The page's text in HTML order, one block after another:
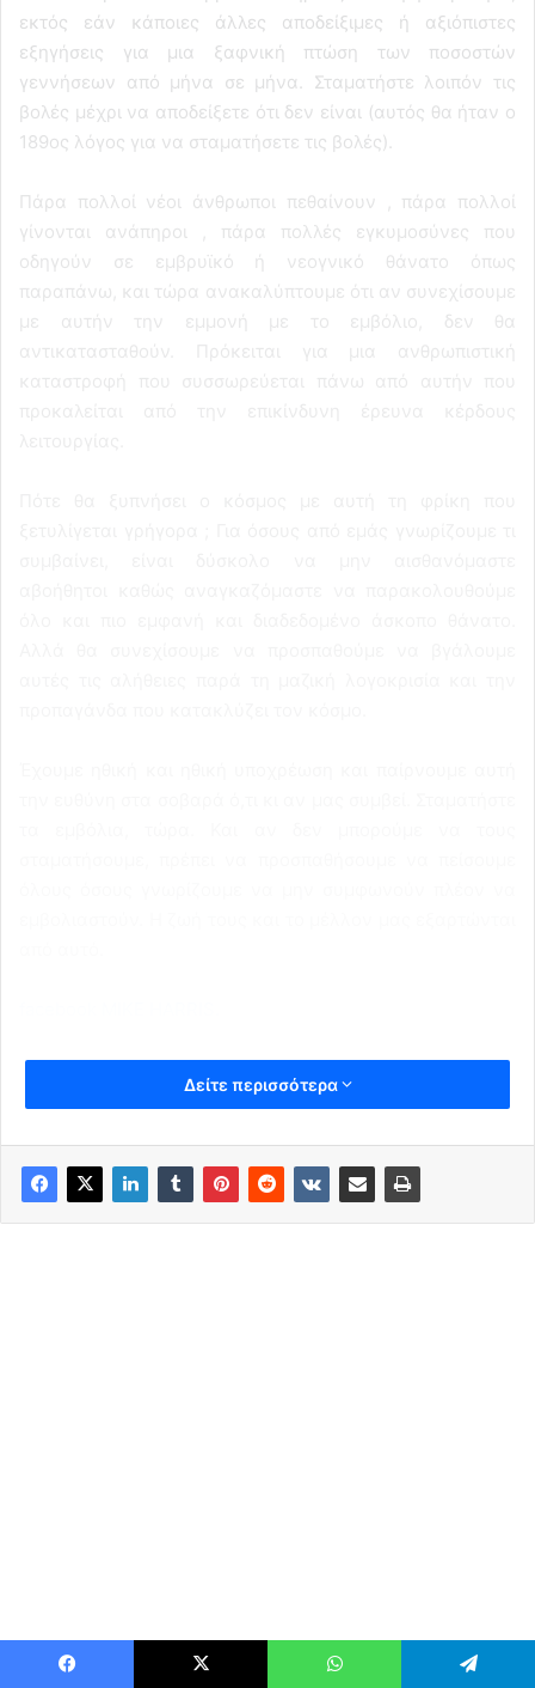
εκτός εάν κάποιες άλλες αποδείξιμες ή αξιόπιστες
εξηγήσεις για μια ξαφνική πτώση των ποσοστών
γεννήσεων από μήνα σε μήνα. Σταματήστε λοιπόν τις
βολές μέχρι να αποδείξετε ότι δεν είναι (αυτός θα ήταν ο
189ος λόγος για να σταματήσετε τις βολές).
Πάρα πολλοί νέοι άνθρωποι πεθαίνουν , πάρα πολλοί
γίνονται ανάπηροι , πάρα πολλές εγκυμοσύνες που
οδηγούν σε εμβρυϊκό ή νεογνικό θάνατο όπως
παραπάνω, και τώρα ανακαλύπτουμε ότι αν συνεχίσουμε
με αυτήν την εμμονή με το εμβόλιο, δεν θα
αντικατασταθούν. Πρόκειται για μια ανθρωπιστική
Δείτε περισσότερα